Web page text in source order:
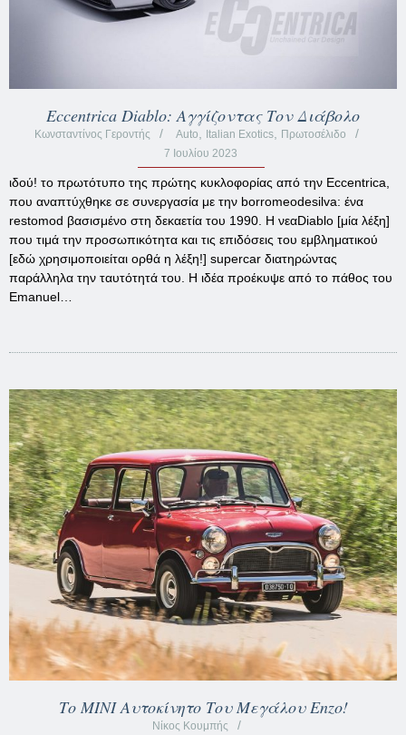
Eccentrica Diablo: Αγγίζοντας Τον Διάβολο
Κωνσταντίνος Γεροντής Auto Italian Exotics,
Πρωτοσέλιδο
7 Ιουλίου 2023
ιδού! το πρωτότυπο της πρώτης κυκλοφορίας από την Eccentrica,
που αναπτύχθηκε σε συνεργασία με την borromeodesilva: ένα
restomod βασισμένο στη δεκαετία του 1990. Η νεαDiablo [μία λέξη]
που τιμά την προσωπικότητα και τις επιδόσεις του εμβληματικού
[εδώ χρησιμοποιείται ορθά η λέξη!] supercar διατηρώντας
παράλληλα την ταυτότητά του. Η ιδέα προέκυψε από το πάθος του
Emanuel…
Το ΜΙΝΙ Αυτοκίνητο Του Μεγάλου Enzo!
Νίκος Κουμπής